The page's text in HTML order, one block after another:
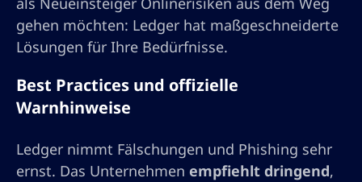
gehen möchten: Ledger hat maßgeschneiderte
Lösungen für Ihre Bedürfnisse.
Best Practices und offizielle
Warnhinweise
Ledger nimmt Fälschungen und Phishing sehr
ernst. Das Unternehmen empfiehlt dringend,